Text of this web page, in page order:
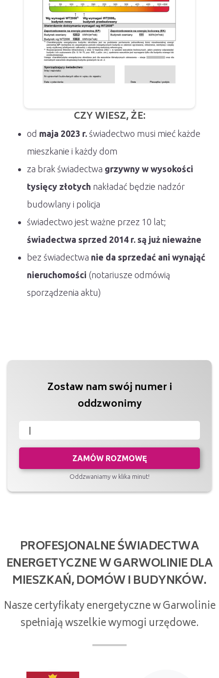
CZY WIESZ, ŻE:
od maja 2023 r. świadectwo musi mieć każde
mieszkanie i każdy dom
za brak świadectwa grzywny w wysokości
tysięcy złotych nakładać będzie nadzór
budowlany i policja
świadectwo jest ważne przez 10 lat;
świadectwa sprzed 2014 r. są już nieważne
bez świadectwa nie da sprzedać ani wynająć
nieruchomości (notariusze odmówią
sporządzenia aktu)
Zostaw nam swój numer i
oddzwonimy
ZAMÓW ROZMOWĘ
Oddzwaniamy w klika minut!
PROFESJONALNE ŚWIADECTWA
ENERGETYCZNE W GARWOLINIE DLA
MIESZKAŃ, DOMÓW I BUDYNKÓW.
Nasze certyfikaty energetyczne w Garwolinie
spełniają wszelkie wymogi urzędowe.